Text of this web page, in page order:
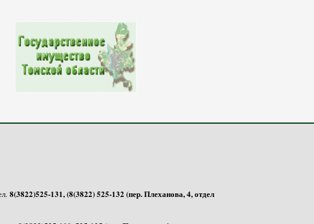
8(3822)525-131, (8(3822) 525-132 (пер. Плеханова, 4, отдел